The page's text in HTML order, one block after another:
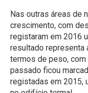
Nas outras áreas de
crescimento, com
registaram em 2016
resultado representa
termos de peso, com
passado ficou
registadas em 2015,